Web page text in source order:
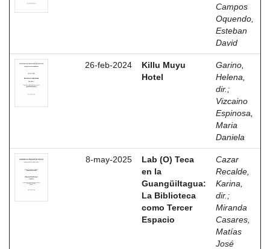
Campos
Oquendo,
Esteban
David
26-feb-2024
Killu Muyu
Hotel
Garino,
Helena,
dir. ;
Vizcaino
Espinosa,
Maria
Daniela
8-may-2025
Lab (O) Teca
en la
Guangüiltagua:
La Biblioteca
como Tercer
Espacio
Cazar
Recalde,
Karina,
dir. ;
Miranda
Casares,
Matías
José